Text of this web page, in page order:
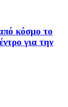
κόσμο το
για την